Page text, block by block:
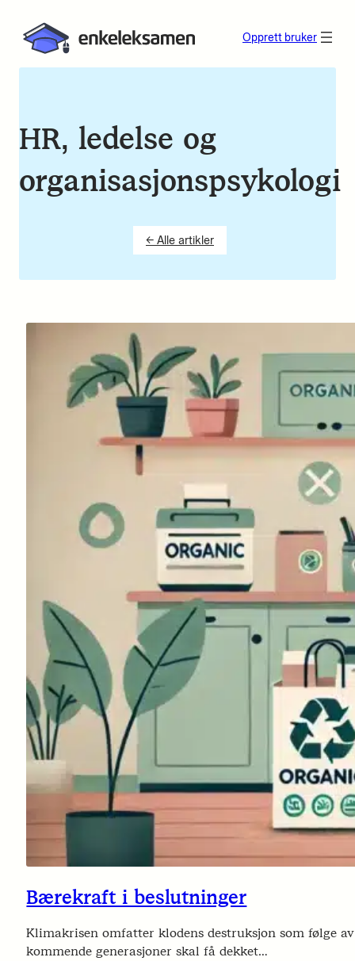
Opprett bruker
HR, ledelse og
organisasjonspsykologi
← Alle artikler
Bærekraft i beslutninger
Klimakrisen omfatter klodens destruksjon som følge
kommende generasjoner skal få dekket…